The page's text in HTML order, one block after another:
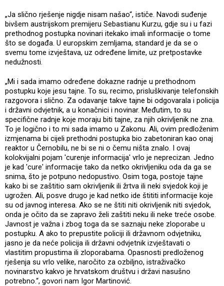
„Ja slično rješenje nigdje nisam našao“, ističe. Navodi suđenje
bivšem austrijskom premijeru Sebastianu Kurzu, gdje su i u fazi
prethodnog postupka novinari itekako imali informacije o tome
što se događa. U europskim zemljama, standard je da se o
svemu tome izvještava, uz određene limite, uz pretpostavke
nedužnosti.
„Mi i sada imamo određene dokazne radnje u prethodnom
postupku koje jesu tajne. To su, recimo, prisluškivanje telefonskih
razgovora i slično. Za odavanje takve tajne bi odgovarala i policija
i državni odvjetnik, a u konačnici i novinar. Međutim, to su
specifične radnje koje moraju biti tajne, za njih okrivljenik ne zna.
To je logično i to mi sada imamo u Zakonu. Ali, ovim predloženim
izmjenama bi cijeli prethodni postupka bio zabetoniran kao onaj
reaktor u Černobilu, ne bi se ni o čemu ništa znalo. I ovaj
kolokvijalni pojam 'curenje informacija' vrlo je neprecizan. Jedno
je kad 'cure' informacije tako da netko okrivljeniku oda da ga se
snima, što je potpuno nedopustivo. Osim toga, postoje tajne
kako bi se zaštitio sam okrivljenik ili žrtva ili neki svjedok koji je
ugrožen. Ali, posve drugo je kad netko ide štititi informacije koje
su od javnog interesa. Ako se ne štiti niti okrivljenik niti svjedok,
onda je očito da se zapravo želi zaštiti neku ili neke treće osobe.
Javnost je važna i zbog toga da se saznaju neke zloporabe u
postupku. A ako to prepustite policiji ili državnom odvjetniku,
jasno je da neće policija ili državni odvjetnik izvještavati o
vlastitim propustima ili zloporabama. Opasnosti predloženog
rješenja su vrlo velike, naročito za ozbiljno, istraživačko
novinarstvo kakvo je hrvatskom društvu i državi nasušno
potrebno.“, govori nam Igor Martinović.